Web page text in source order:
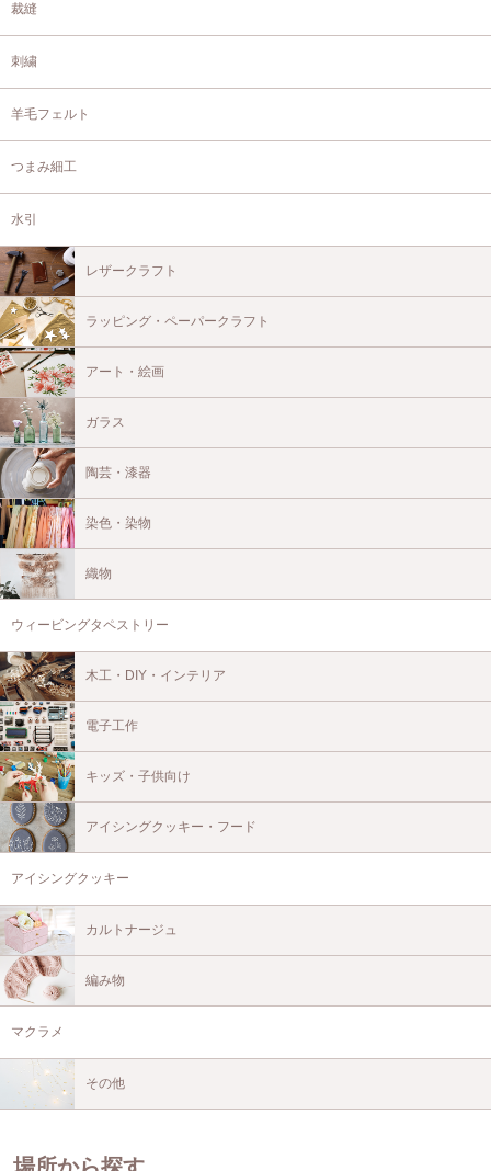
裁縫
刺繍
羊毛フェルト
つまみ細工
水引
レザークラフト
ラッピング・ペーパークラフト
アート・絵画
ガラス
陶芸・漆器
染色・染物
織物
ウィービングタペストリー
木工・DIY・インテリア
電子工作
キッズ・子供向け
アイシングクッキー・フード
アイシングクッキー
カルトナージュ
編み物
マクラメ
その他